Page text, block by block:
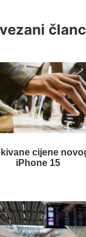
cijene
iPhone 15